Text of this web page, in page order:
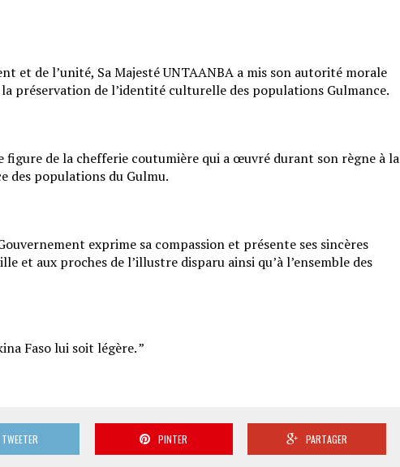
et de l’unité, Sa Majesté UNTAANBA a mis son autorité morale
préservation de l’identité culturelle des populations Gulmance.
figure de la chefferie coutumière qui a œuvré durant son règne à la
des populations du Gulmu.
exprime sa compassion et présente ses sincères
et aux proches de l’illustre disparu ainsi qu’à l’ensemble des
Faso lui soit légère. ”
TWEETER PINTER PARTAGER